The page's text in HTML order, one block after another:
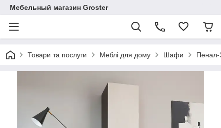
Мебельный магазин Groster
Товари та послуги Меблі для дому Шафи Пенал-